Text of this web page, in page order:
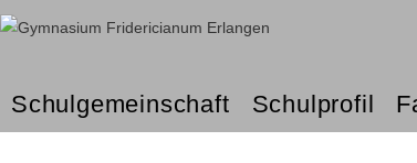
Schulgemeinschaft Schulprofil